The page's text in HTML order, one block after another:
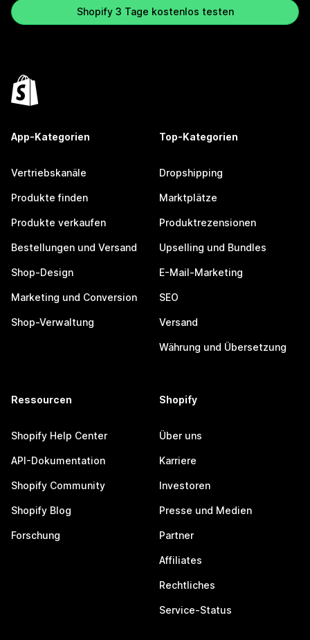
Shopify 3 Tage kostenlos testen
App-Kategorien
Vertriebskanäle
Produkte finden
Produkte verkaufen
Bestellungen und Versand
Shop-Design
Marketing und Conversion
Shop-Verwaltung
Top-Kategorien
Dropshipping
Marktplätze
Produktrezensionen
Upselling und Bundles
E-Mail-Marketing
SEO
Versand
Währung und Übersetzung
Ressourcen
Shopify Help Center
API-Dokumentation
Shopify Community
Shopify Blog
Forschung
Shopify
Über uns
Karriere
Investoren
Presse und Medien
Partner
Affiliates
Rechtliches
Service-Status